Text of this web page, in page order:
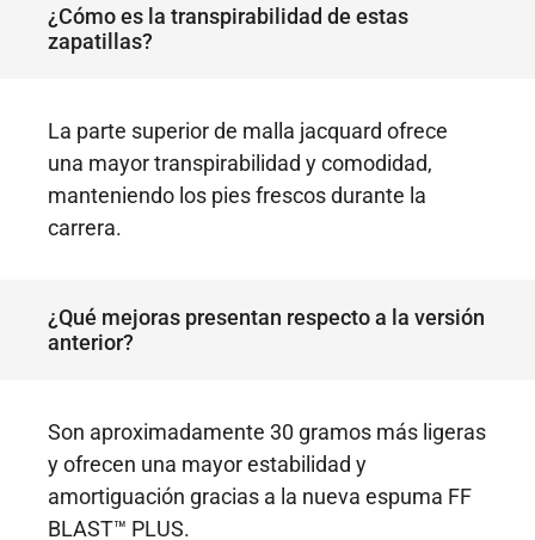
¿Cómo es la transpirabilidad de estas
zapatillas?
La parte superior de malla jacquard ofrece
una mayor transpirabilidad y comodidad,
manteniendo los pies frescos durante la
carrera.
¿Qué mejoras presentan respecto a la versión
anterior?
Son aproximadamente 30 gramos más ligeras
y ofrecen una mayor estabilidad y
amortiguación gracias a la nueva espuma FF
BLAST™ PLUS.